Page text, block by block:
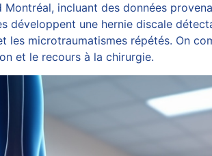
incluant des données
développent une hernie discale
les microtraumatismes répétés. On
et le recours à la chirurgie.